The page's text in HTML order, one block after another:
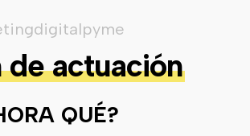
de actuación
QUÉ?